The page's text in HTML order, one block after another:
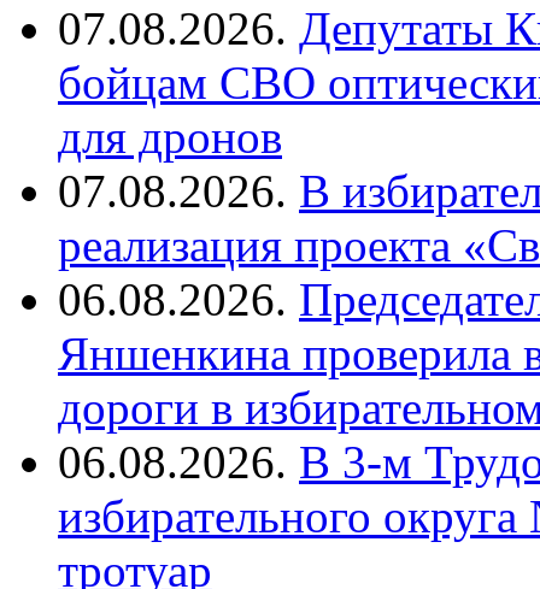
07.08.2026. Депутаты
бойцам СВО
для дронов
07.08.2026. В
реализация проекта
06.08.2026.
Яншенкина проверила
дороги в
06.08.2026. В 3-м
избирательного
тротуар